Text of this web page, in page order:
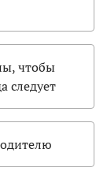
чтобы
следует